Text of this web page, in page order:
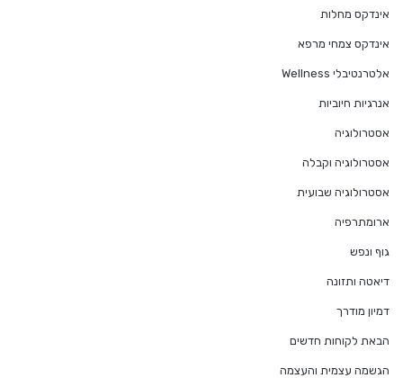
אינדקס מחלות
אינדקס צמחי מרפא
אלטרנטיבלי Wellness
אנרגיות חיוביות
אסטרולוגיה
אסטרולוגיה וקבלה
אסטרולוגיה שבועית
ארומתרפיה
גוף ונפש
דיאטה ותזונה
דמיון מודרך
הבאת לקוחות חדשים
הגשמה עצמית והעצמה